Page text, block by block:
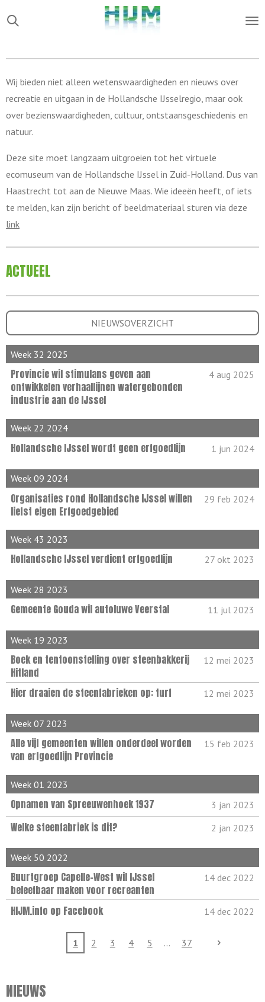
Ga
direct
hoofdinhoud
Wij bieden niet alleen wetenswaardigheden en nieuws over
recreatie en uitgaan in de Hollandsche IJsselregio, maar ook
over bezienswaardigheden, cultuur, ontstaansgeschiedenis en
natuur.
Deze site moet langzaam uitgroeien tot het virtuele
ecomuseum van de Hollandsche IJssel in Zuid-Holland. Dus van
Haastrecht tot aan de Nieuwe Maas. Wie ideeën heeft, of iets
te melden, kan zijn bericht of beeldmateriaal sturen via deze
link
ACTUEEL
NIEUWSOVERZICHT
Week 32 2025
Provincie wil stimulans geven aan
ontwikkelen verhaallijnen watergebonden
industrie aan de IJssel
4 aug 2025
Week 22 2024
Hollandsche IJssel wordt geen erfgoedlijn 1 jun 2024
Week 09 2024
Organisaties rond Hollandsche IJssel willen
liefst eigen Erfgoedgebied
29 feb 2024
Week 43 2023
Hollandsche IJssel verdient erfgoedlijn 27 okt 2023
Week 28 2023
Gemeente Gouda wil autoluwe Veerstal 11 jul 2023
Week 19 2023
Boek en tentoonstelling over steenbakkerij
Hitland
12 mei 2023
Hier draaien de steenfabrieken op: turf 12 mei 2023
Week 07 2023
Alle vijf gemeenten willen onderdeel worden
van erfgoedlijn Provincie
15 feb 2023
Week 01 2023
Opnamen van Spreeuwenhoek 1937 3 jan 2023
Welke steenfabriek is dit? 2 jan 2023
Week 50 2022
Buurtgroep Capelle-West wil IJssel
beleefbaar maken voor recreanten
14 dec 2022
HIJM.info op Facebook 14 dec 2022
1 2 3 4 5 37
NIEUWS